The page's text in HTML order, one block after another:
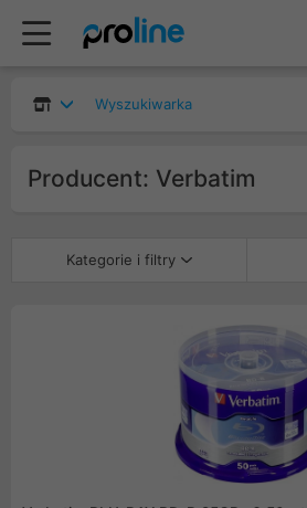
Wyszukiwarka
Producent: Verbatim
Kategorie i filtry